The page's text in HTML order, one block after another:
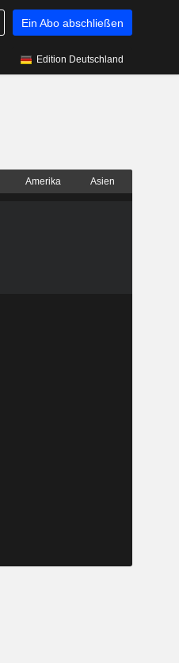
Ein Abo abschließen
Edition Deutschland
Amerika Asien